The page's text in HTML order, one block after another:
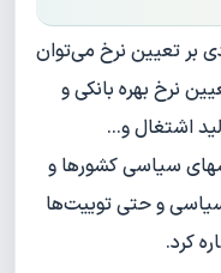
بر تعیین نرخ می‌توان
نرخ بهره بانکی و
اشتغال و...
سیاسی کشورها و
و حتی توییت‌ها
کرد.